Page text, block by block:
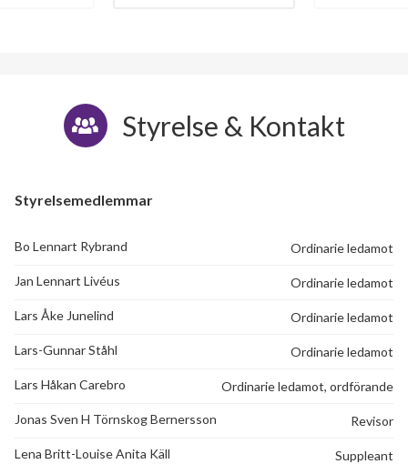
Styrelse & Kontakt
Styrelsemedlemmar
Bo Lennart Rybrand Ordinarie ledamot
Jan Lennart Livéus Ordinarie ledamot
Lars Åke Junelind Ordinarie ledamot
Lars-Gunnar Ståhl Ordinarie ledamot
Lars Håkan Carebro Ordinarie ledamot, ordförande
Jonas Sven H Törnskog Bernersson Revisor
Lena Britt-Louise Anita Käll Suppleant